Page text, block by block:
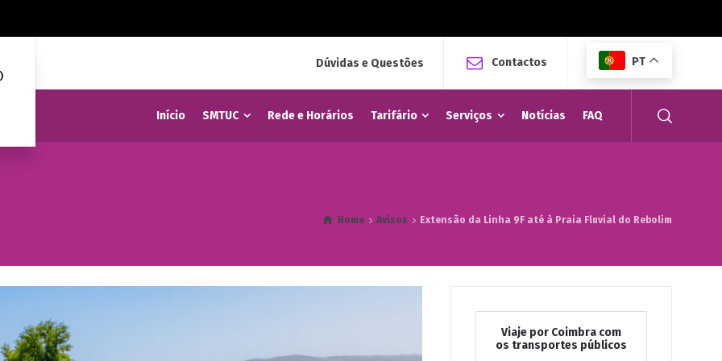
Dúvidas e Questões Contactos PT
Início SMTUC Rede e Horários Tarifário Serviços Notícias FAQ
Home Avisos Extensão da Linha 9F até à Praia Fluvial do Rebolim
Viaje por Coimbra com
os transportes públicos